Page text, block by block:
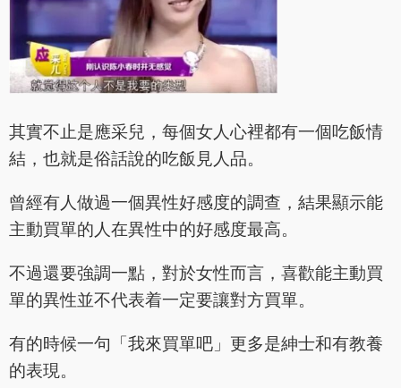
其實不止是應采兒，每個女人心裡都有一個吃飯情
結，也就是俗話說的吃飯見人品。
曾經有人做過一個異性好感度的調查，結果顯示能
主動買單的人在異性中的好感度最高。
不過還要強調一點，對於女性而言，喜歡能主動買
單的異性並不代表着一定要讓對方買單。
有的時候一句「我來買單吧」更多是紳士和有教養
的表現。